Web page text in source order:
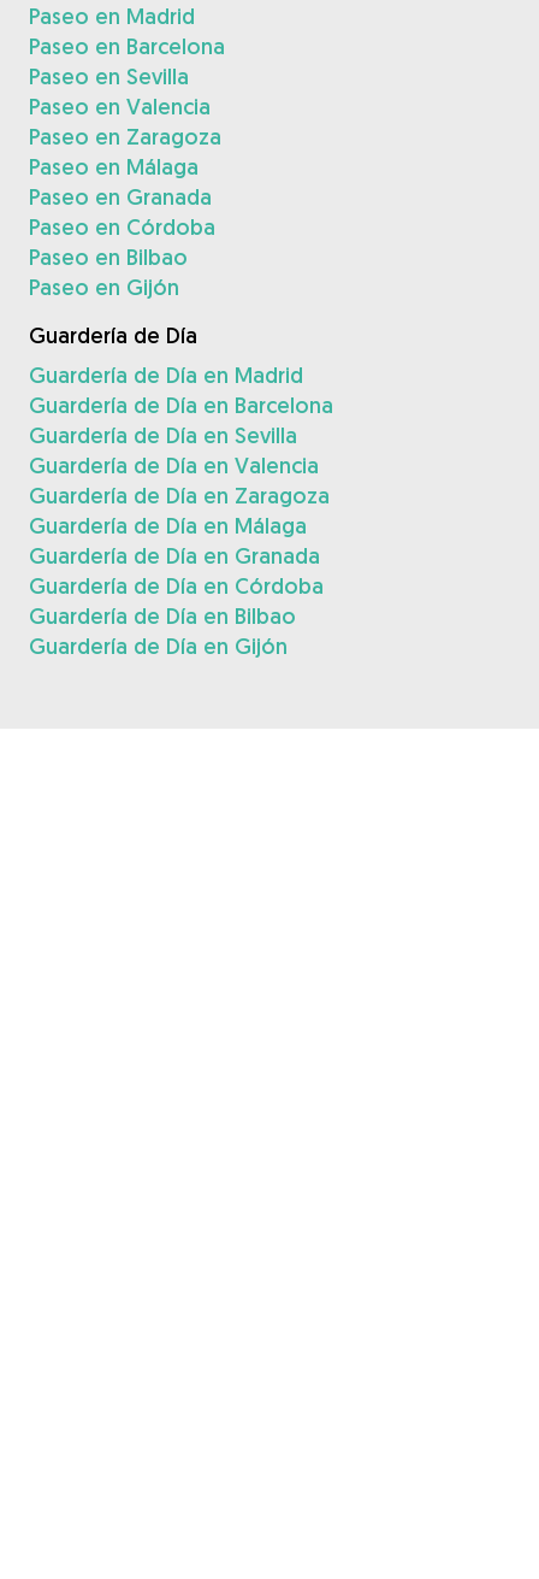
Paseo en Madrid
Paseo en Barcelona
Paseo en Sevilla
Paseo en Valencia
Paseo en Zaragoza
Paseo en Málaga
Paseo en Granada
Paseo en Córdoba
Paseo en Bilbao
Paseo en Gijón
Guardería de Día
Guardería de Día en Madrid
Guardería de Día en Barcelona
Guardería de Día en Sevilla
Guardería de Día en Valencia
Guardería de Día en Zaragoza
Guardería de Día en Málaga
Guardería de Día en Granada
Guardería de Día en Córdoba
Guardería de Día en Bilbao
Guardería de Día en Gijón